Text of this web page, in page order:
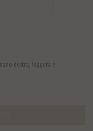
destra, leggera e